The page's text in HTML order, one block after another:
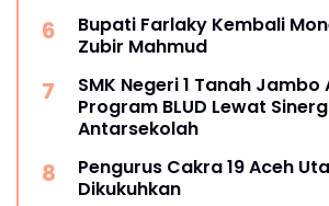
Bupati Farlaky Kembali
Zubir Mahmud
SMK Negeri 1 Tanah Jambo
Program BLUD Lewat
Antarsekolah
Pengurus Cakra 19 Aceh
Dikukuhkan